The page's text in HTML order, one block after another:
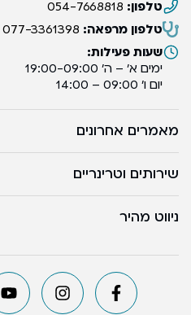
טלפון: 054-7668818
טלפון מרפאה: 077-3361398
שעות פעילות:
ימים א’ – ה’ 19:00-09:00
יום ו’ 09:00 – 14:00
מאמרים אחרונים
שירותים וטרינריים
ניווט מהיר